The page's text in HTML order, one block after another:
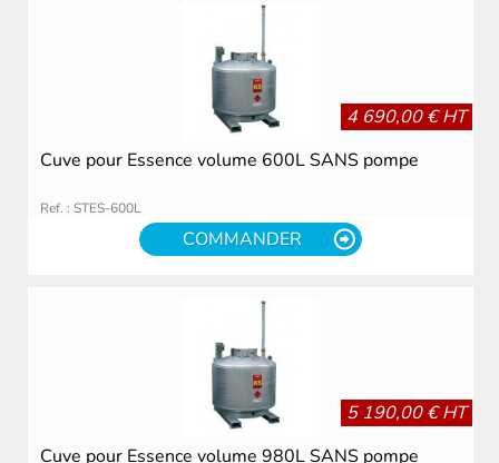
4 690,00 € HT
Cuve pour Essence volume 600L SANS pompe
Ref. : STES-600L
COMMANDER
5 190,00 € HT
Cuve pour Essence volume 980L SANS pompe